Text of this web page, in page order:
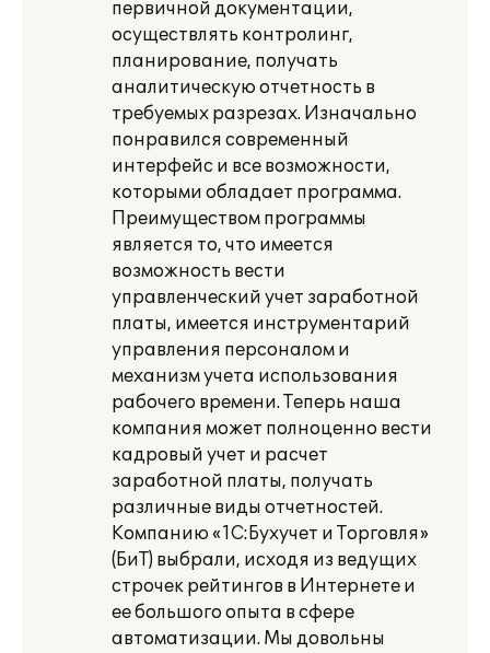
первичной документации,
осуществлять контролинг,
планирование, получать
аналитическую отчетность в
требуемых разрезах. Изначально
понравился современный
интерфейс и все возможности,
которыми обладает программа.
Преимуществом программы
является то, что имеется
возможность вести
управленческий учет заработной
платы, имеется инструментарий
управления персоналом и
механизм учета использования
рабочего времени. Теперь наша
компания может полноценно вести
кадровый учет и расчет
заработной платы, получать
различные виды отчетностей.
Компанию «1С:Бухучет и Торговля»
(БиТ) выбрали, исходя из ведущих
строчек рейтингов в Интернете и
ее большого опыта в сфере
автоматизации. Мы довольны